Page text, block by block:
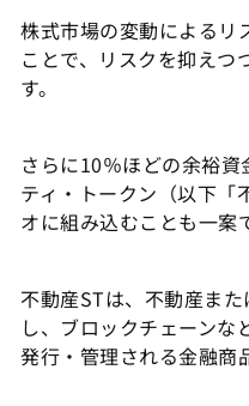
株式市場の変動によるリ
ことで、リスクを抑えつ
す。
さらに10％ほどの余裕
ティ・トークン（以下「
オに組み込むことも一案
不動産STは、不動産ま
し、ブロックチェーンな
発行・管理される金融商